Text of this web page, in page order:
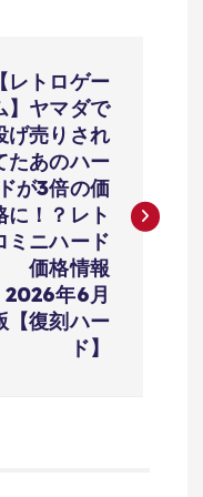
【レトロゲー
】ヤマダで
げ売りされ
たあのハー
ドが3倍の価
に！？レト
ミニハード
価格情報
2026年6月
【復刻ハー
ド】